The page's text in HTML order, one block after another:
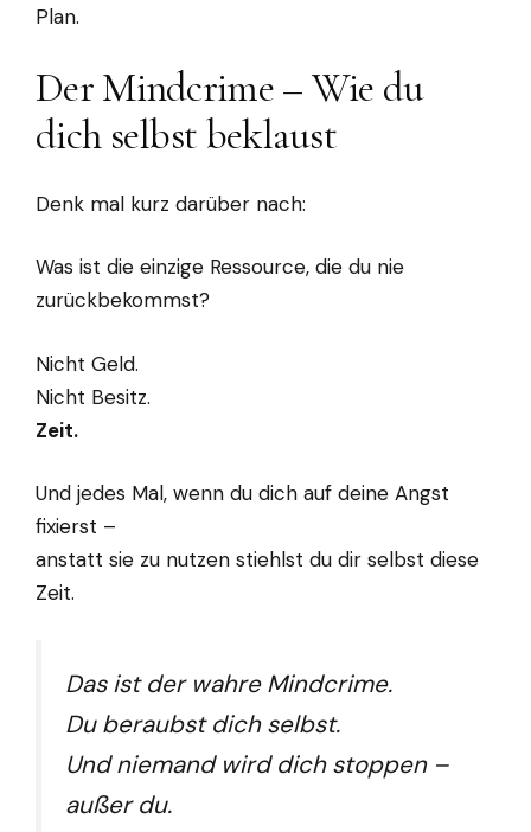
Plan.
Der Mindcrime – Wie du
dich selbst beklaust
Denk mal kurz darüber nach:
Was ist die einzige Ressource, die du nie
zurückbekommst?
Nicht Geld.
Nicht Besitz.
Zeit.
Und jedes Mal, wenn du dich auf deine Angst
fixierst –
anstatt sie zu nutzen stiehlst du dir selbst diese
Zeit.
Das ist der wahre Mindcrime.
Du beraubst dich selbst.
Und niemand wird dich stoppen –
außer du.